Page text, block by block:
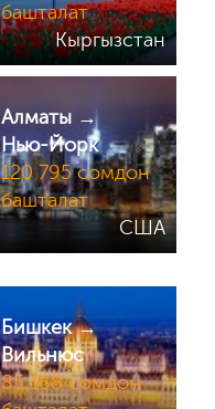
башталат
Кыргызстан
Алматы →
Нью-Йорк
120 795 сомдон
башталат
США
Бишкек →
Вильнюс
85 168 сомдон